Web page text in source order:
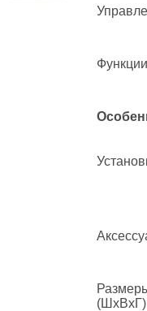
Функции
(ШхВхГ)